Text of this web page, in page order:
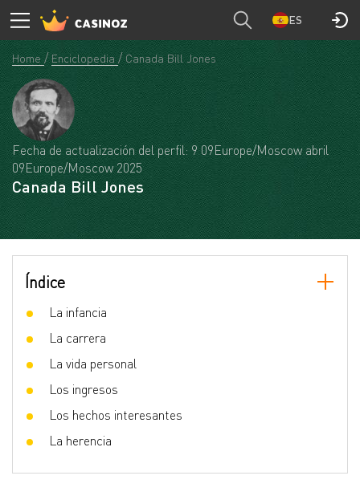
ES
Home Enciclopedia Canada Bill Jones
Fecha de actualización del perfil: 9 09Europe/Moscow abril
09Europe/Moscow 2025
Canada Bill Jones
Índice
La infancia
La carrera
La vida personal
Los ingresos
Los hechos interesantes
La herencia